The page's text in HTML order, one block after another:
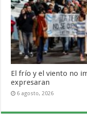
El frío y el viento no
expresaran
6 agosto, 2026